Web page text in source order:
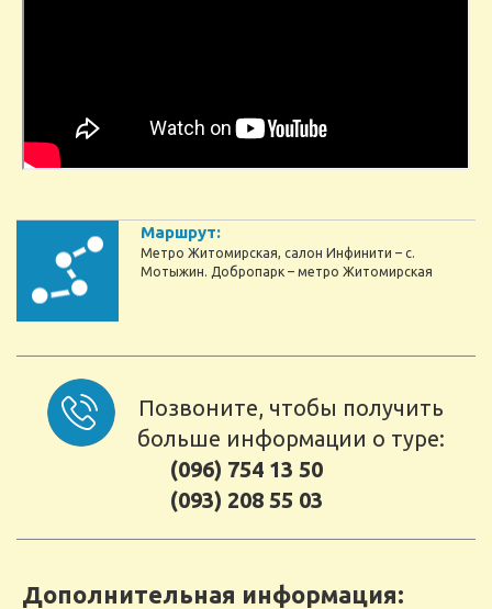
Маршрут:
Метро Житомирская, салон Инфинити – с.
Мотыжин. Добропарк – метро Житомирская
Позвоните, чтобы получить
больше информации о туре:
(096) 754 13 50
(093) 208 55 03
Дополнительная информация: